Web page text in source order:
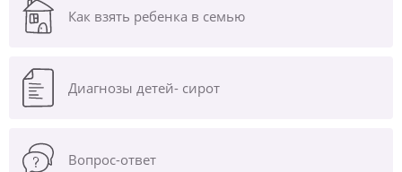
Как взять ребенка в семью
Диагнозы детей- сирот
Вопрос-ответ